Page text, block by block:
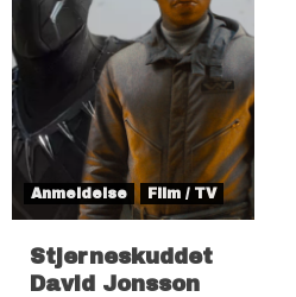
Anmeldelse Film / TV
Stjerneskuddet
David Jonsson